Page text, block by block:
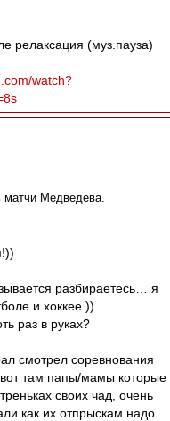
релаксация (муз.пауза)
watch?
Медведева.
разбираетесь… я
и хоккее.))
раз в руках?
смотрел соревнования
там папы/мамы которые
своих чад, очень
как их отпрыскам надо